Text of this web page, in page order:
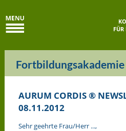
AURUM CORDIS ®
08.11.2012
Sehr geehrte Frau/Herr ...,